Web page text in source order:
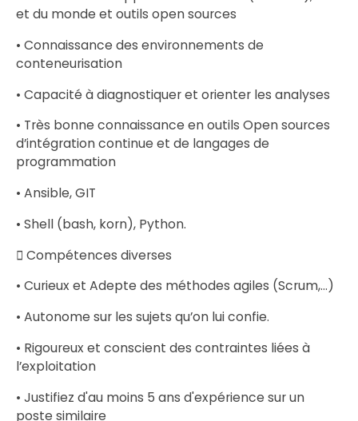
et du monde et outils open sources
• Connaissance des environnements de
conteneurisation
• Capacité à diagnostiquer et orienter les analyses
• Très bonne connaissance en outils Open sources
d’intégration continue et de langages de
programmation
• Ansible, GIT
• Shell (bash, korn), Python.
 Compétences diverses
• Curieux et Adepte des méthodes agiles (Scrum,…)
• Autonome sur les sujets qu’on lui confie.
• Rigoureux et conscient des contraintes liées à
l’exploitation
• Justifiez d'au moins 5 ans d'expérience sur un
poste similaire